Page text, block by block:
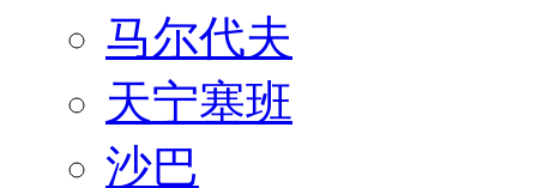
马尔代夫
天宁塞班
沙巴